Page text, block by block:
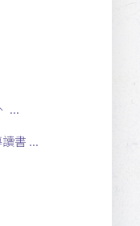
...
書 ...